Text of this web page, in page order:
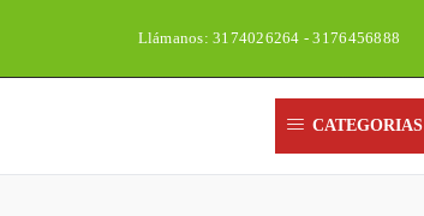
Llámanos: 3174026264 - 3176456888
CATEGORIAS